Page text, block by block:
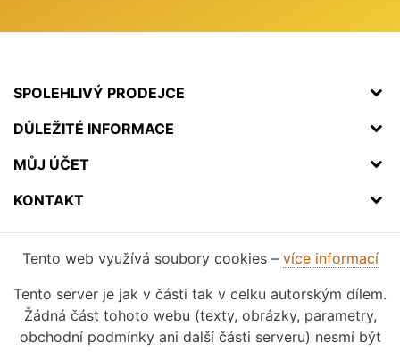
SPOLEHLIVÝ PRODEJCE
DŮLEŽITÉ INFORMACE
MŮJ ÚČET
KONTAKT
Tento web využívá soubory cookies – více informací
Tento server je jak v části tak v celku autorským dílem.
Žádná část tohoto webu (texty, obrázky, parametry,
obchodní podmínky ani další části serveru) nesmí být